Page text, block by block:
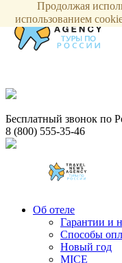
Бесплатный звонок по
8 (800) 555-35-46
Об отеле
Гарантии и
Способы
Новый год
MICE
Продолжая
использованием